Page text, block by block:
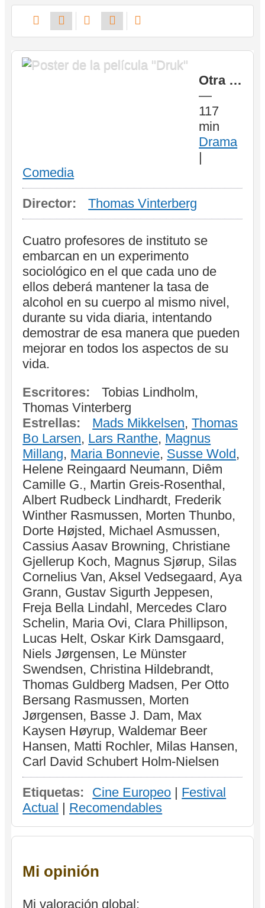
Otra ronda
—
117
min
Drama
Comedia
Director: Thomas Vinterberg
Cuatro profesores de instituto se
embarcan en un experimento
sociológico en el que cada uno de
ellos deberá mantener la tasa de
alcohol en su cuerpo al mismo nivel,
durante su vida diaria, intentando
demostrar de esa manera que pueden
mejorar en todos los aspectos de su
vida.
Escritores:
Tobias Lindholm,
Thomas Vinterberg
Estrellas:
Mads Mikkelsen,Thomas
Bo Larsen, Lars Ranthe, Magnus
Millang, Maria Bonnevie, Susse Wold,
Helene Reingaard Neumann, Diêm
Camille G., Martin Greis-Rosenthal,
Albert Rudbeck Lindhardt, Frederik
Winther Rasmussen, Morten Thunbo,
Dorte Højsted, Michael Asmussen,
Cassius Aasav Browning, Christiane
Gjellerup Koch, Magnus Sjørup, Silas
Cornelius Van, Aksel Vedsegaard, Aya
Grann, Gustav Sigurth Jeppesen,
Freja Bella Lindahl, Mercedes Claro
Schelin, Maria Ovi, Clara Phillipson,
Lucas Helt, Oskar Kirk Damsgaard,
Niels Jørgensen, Le Münster
Swendsen, Christina Hildebrandt,
Thomas Guldberg Madsen, Per Otto
Bersang Rasmussen, Morten
Jørgensen, Basse J. Dam, Max
Kaysen Høyrup, Waldemar Beer
Hansen, Matti Rochler, Milas Hansen,
Carl David Schubert Holm-Nielsen
Etiquetas: Cine Europeo | Festival
Actual | Recomendables
Mi opinión
Mi valoración global: